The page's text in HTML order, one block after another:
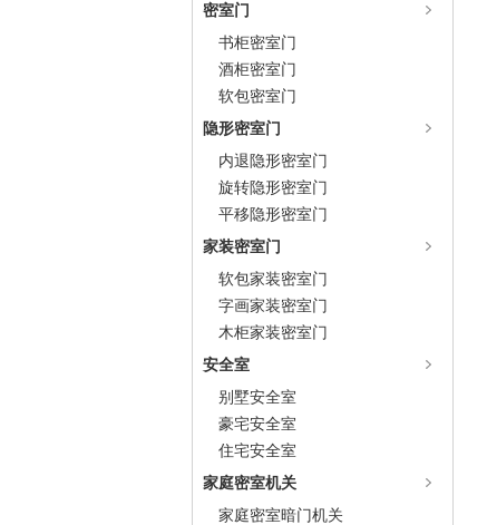
密室门
书柜密室门
酒柜密室门
软包密室门
隐形密室门
内退隐形密室门
旋转隐形密室门
平移隐形密室门
家装密室门
软包家装密室门
字画家装密室门
木柜家装密室门
安全室
别墅安全室
豪宅安全室
住宅安全室
家庭密室机关
家庭密室暗门机关